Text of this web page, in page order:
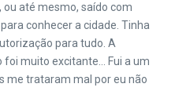
até mesmo, saído com
conhecer a cidade. Tinha
para tudo. A
foi muito excitante… Fui a um
me trataram mal por eu não